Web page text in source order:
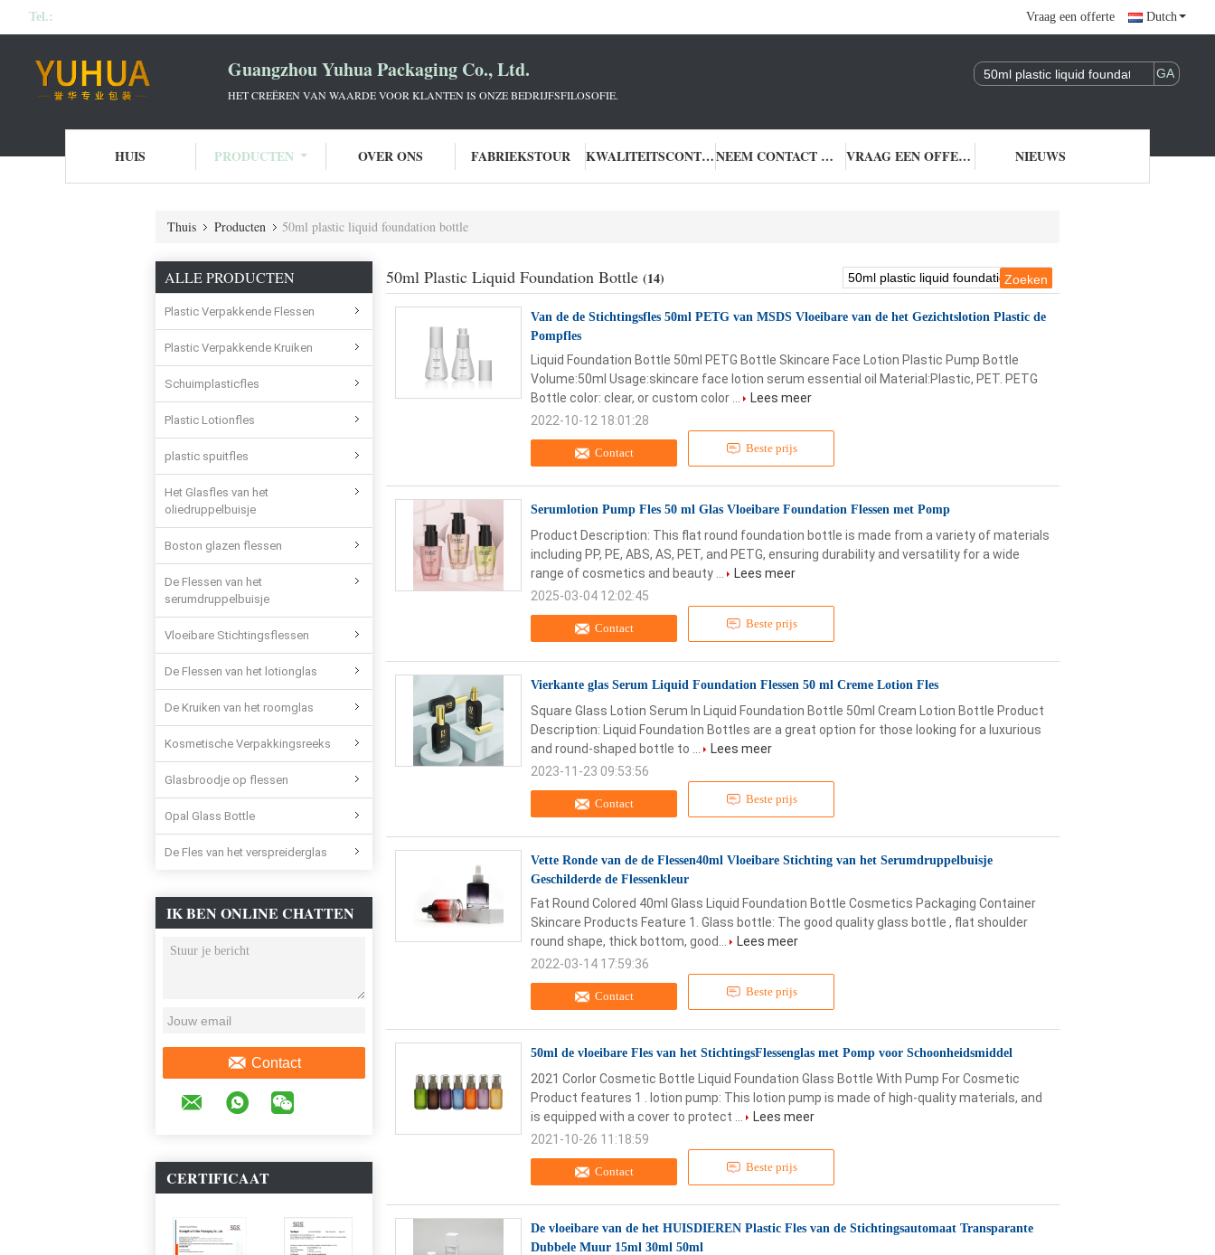
Tel.: Vraag een offerte Dutch
Guangzhou Yuhua Packaging Co., Ltd.
HET CREËREN VAN WAARDE VOOR KLANTEN IS ONZE BEDRIJFSFILOSOFIE.
HUIS PRODUCTEN OVER ONS FABRIEKSTOUR KWALITEITSCONTROLE NEEM CONTACT MET ONS OP VRAAG EEN OFFERTE NIEUWS
Thuis Producten 50ml plastic liquid foundation bottle
ALLE PRODUCTEN
Plastic Verpakkende Flessen
Plastic Verpakkende Kruiken
Schuimplasticfles
Plastic Lotionfles
plastic spuitfles
Het Glasfles van het
oliedruppelbuisje
Boston glazen flessen
De Flessen van het
serumdruppelbuisje
Vloeibare Stichtingsflessen
De Flessen van het lotionglas
De Kruiken van het roomglas
Kosmetische Verpakkingsreeks
Glasbroodje op flessen
Opal Glass Bottle
De Fles van het verspreiderglas
IK BEN ONLINE CHATTEN
NU
Contact
CERTIFICAAT
50ml Plastic Liquid Foundation Bottle (14)
Van de de Stichtingsfles 50ml PETG van MSDS Vloeibare van de het Gezichtslotion Plastic de
Pompfles
Contact Beste prijs
Liquid Foundation Bottle 50ml PETG Bottle Skincare Face Lotion Plastic Pump Bottle
Volume:50ml Usage:skincare face lotion serum essential oil Material:Plastic, PET. PETG
Bottle color: clear, or custom color ...
Lees meer
2022-10-12 18:01:28
Serumlotion Pump Fles 50 ml Glas Vloeibare Foundation Flessen met Pomp
Contact Beste prijs
Product Description: This flat round foundation bottle is made from a variety of materials
including PP, PE, ABS, AS, PET, and PETG, ensuring durability and versatility for a wide
range of cosmetics and beauty ...
Lees meer
2025-03-04 12:02:45
Vierkante glas Serum Liquid Foundation Flessen 50 ml Creme Lotion Fles
Contact Beste prijs
Square Glass Lotion Serum In Liquid Foundation Bottle 50ml Cream Lotion Bottle Product
Description: Liquid Foundation Bottles are a great option for those looking for a luxurious
and round-shaped bottle to ...
Lees meer
2023-11-23 09:53:56
Vette Ronde van de de Flessen40ml Vloeibare Stichting van het Serumdruppelbuisje
Geschilderde de Flessenkleur
Contact Beste prijs
Fat Round Colored 40ml Glass Liquid Foundation Bottle Cosmetics Packaging Container
Skincare Products Feature 1. Glass bottle: The good quality glass bottle , flat shoulder
round shape, thick bottom, good...
Lees meer
2022-03-14 17:59:36
50ml de vloeibare Fles van het StichtingsFlessenglas met Pomp voor Schoonheidsmiddel
Contact Beste prijs
2021 Corlor Cosmetic Bottle Liquid Foundation Glass Bottle With Pump For Cosmetic
Product features 1 . lotion pump: This lotion pump is made of high-quality materials, and
is equipped with a cover to protect ...
Lees meer
2021-10-26 11:18:59
De vloeibare van de het HUISDIEREN Plastic Fles van de Stichtingsautomaat Transparante
Dubbele Muur 15ml 30ml 50ml